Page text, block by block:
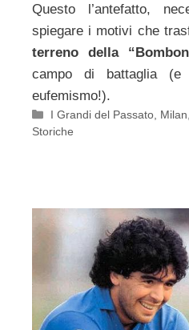
Questo l’antefatto,
spiegare i motivi che
terreno della
campo di battaglia
eufemismo!).
Categorie
I Grandi del Passato Milan
Storiche